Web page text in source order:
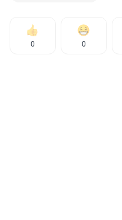
0 0